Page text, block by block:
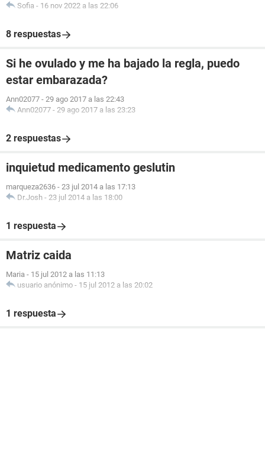
Sofia - 16 nov 2022 a las 22:06
8 respuestas
Si he ovulado y me ha bajado la regla, puedo
estar embarazada?
Ann02077 - 29 ago 2017 a las 22:43
Ann02077 - 29 ago 2017 a las 23:23
2 respuestas
inquietud medicamento geslutin
marqueza2636 - 23 jul 2014 a las 17:13
Dr.Josh - 23 jul 2014 a las 18:00
1 respuesta
Matriz caida
Maria - 15 jul 2012 a las 11:13
usuario anónimo - 15 jul 2012 a las 20:02
1 respuesta